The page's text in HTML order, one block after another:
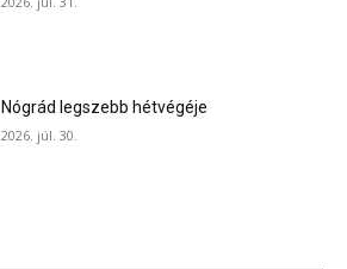
Nógrád legszebb hétvégéje
2026. júl. 30.